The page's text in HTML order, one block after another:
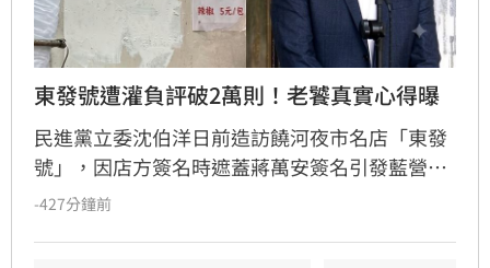
東發號遭灌負評破2萬則！老饕真實心得曝
民進黨立委沈伯洋日前造訪饒河夜市名店「東發
號」，因店方簽名時遮蓋蔣萬安簽名引發藍營支
持者不滿，Google評論區遭網友灌入大量一星負
-427分鐘前